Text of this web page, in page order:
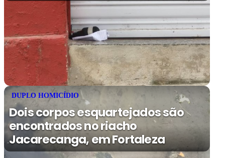
DUPLO HOMICÍDIO
Dois corpos esquartejados são
encontrados no riacho
Jacarecanga, em Fortaleza